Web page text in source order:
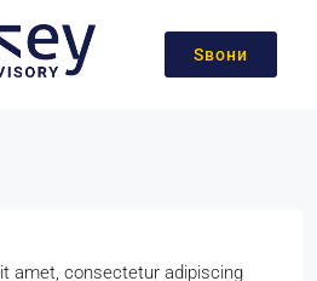
Ѕвони
amet, consectetur adipiscing